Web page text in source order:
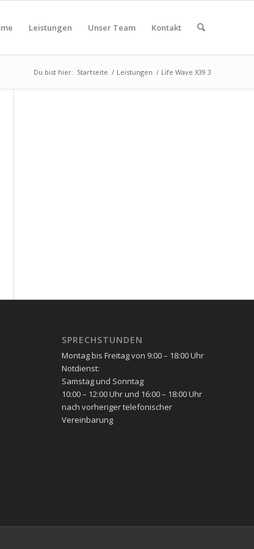
Leistungen Unser Team Kontakt
Du bist hier: Startseite / Leistungen / Life Wave X39 3
SPRECHSTUNDEN
Montag bis Freitag von 9:00 – 18:00 Uhr
Notdienst:
Samstag und Sonntag
10:00 – 12:00 Uhr und 16:00 – 18:00 Uhr
nach vorheriger telefonischer
Vereinbarung